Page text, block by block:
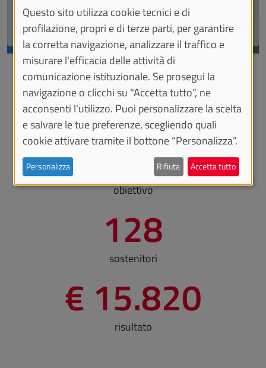
Sì (questa volta)
Manage privacy settings
Fine dello slider
I numeri
€ 5.000
obiettivo
128
sostenitori
€ 15.820
risultato
Questo sito utilizza cookie tecnici e di
profilazione, propri e di terze parti, per garantire
la corretta navigazione, analizzare il traffico e
misurare l'efficacia delle attività di
comunicazione istituzionale. Se prosegui la
navigazione o clicchi su "Accetta tutto”, ne
acconsenti l'utilizzo. Puoi personalizzare la scelta
e salvare le tue preferenze, scegliendo quali
cookie attivare tramite il bottone “Personalizza”.
Personalizza Rifiuta Accetta tutto